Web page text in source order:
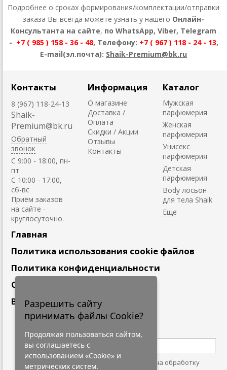
Подробнее о сроках формирования/комплектации/отправки
заказа Вы всегда можете узнать у нашего Онлайн-
Консультанта на сайте, по WhatsApp, Viber, Telegram
- +7 ( 985 ) 158 - 36 - 48, Телефону: +7 ( 967 ) 118 - 24 - 13,
E-mail(эл.почта): Shaik-Premium@bk.ru
Контакты
8 (967) 118-24-13
Shaik-
Premium@bk.ru
Обратный
звонок
C 9:00 - 18:00, пн-
пт
С 10:00 - 17:00,
сб-вс
Приём заказов
на сайте -
круглосуточно.
Информация
О магазине
Доставка /
Оплата
Скидки / Акции
Отзывы
Контакты
Каталог
Мужская
парфюмерия
Женская
парфюмерия
Унисекс
парфюмерия
Детская
парфюмерия
Body лосьон
для тела Shaik
Главная
Политика использования cookie файлов
Политика конфиденциальности
Сотрудничество
Вакансии
Подпишитесь
Нажимая на кнопку, я даю согласие на обработку
Разрешить сайту
принимать файлы Cookie?
Продолжая пользоваться сайтом,
вы соглашаетесь с
использованием «Cookie» и
метрических систем.